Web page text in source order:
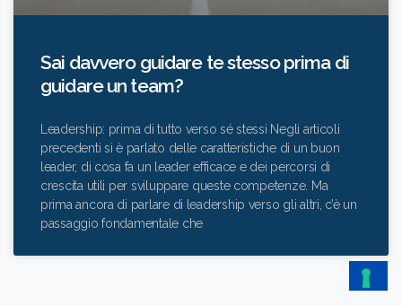
Sai davvero guidare te stesso prima di
guidare un team?
Leadership: prima di tutto verso sé stessi Negli articoli
precedenti si è parlato delle caratteristiche di un buon
leader, di cosa fa un leader efficace e dei percorsi di
crescita utili per sviluppare queste competenze. Ma
prima ancora di parlare di leadership verso gli altri, c’è un
passaggio fondamentale che